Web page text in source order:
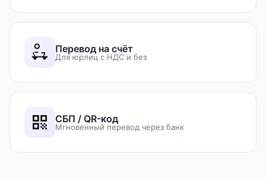
Перевод на счёт
Для юрлиц с НДС и без
СБП / QR-код
Мгновенный перевод через банк